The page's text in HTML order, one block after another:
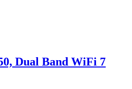
Dual Band WiFi 7